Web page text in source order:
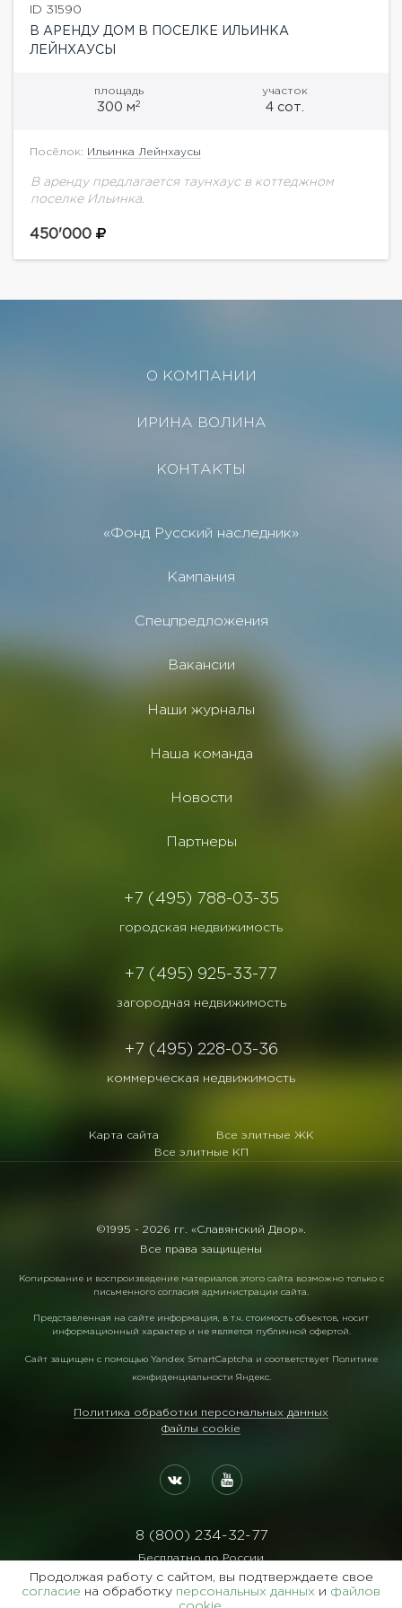
ID 31590
В АРЕНДУ ДОМ В ПОСЕЛКЕ ИЛЬИНКА
ЛЕЙНХАУСЫ
площадь
300 м2
участок
4 сот.
Посёлок: Ильинка Лейнхаусы
В аренду предлагается таунхаус в коттеджном
поселке Ильинка.
450'000
О КОМПАНИИ
ИРИНА ВОЛИНА
КОНТАКТЫ
«Фонд Русский наследник»
Кампания
Спецпредложения
Вакансии
Наши журналы
Наша команда
Новости
Партнеры
+7 (495) 788-03-35
городская недвижимость
+7 (495) 925-33-77
загородная недвижимость
+7 (495) 228-03-36
коммерческая недвижимость
Карта сайта
Все элитные ЖК
Все элитные КП
©1995 - 2026 гг. «Славянский Двор».
Все права защищены
Копирование и воспроизведение материалов этого сайта возможно только с
письменного согласия администрации сайта.
Представленная на сайте информация, в т.ч. стоимость объектов, носит
информационный характер и не является публичной офертой.
Сайт защищен с помощью Yandex SmartCaptcha и соответствует Политике
конфиденциальности Яндекс.
Политика обработки персональных данных
Файлы cookie
8 (800) 234-32-77
Бесплатно по России
Реквизиты:
ООО Агентство "Славянский Двор"
Продолжая работу с сайтом, вы подтверждаете свое
согласие на обработку персональных данных и файлов